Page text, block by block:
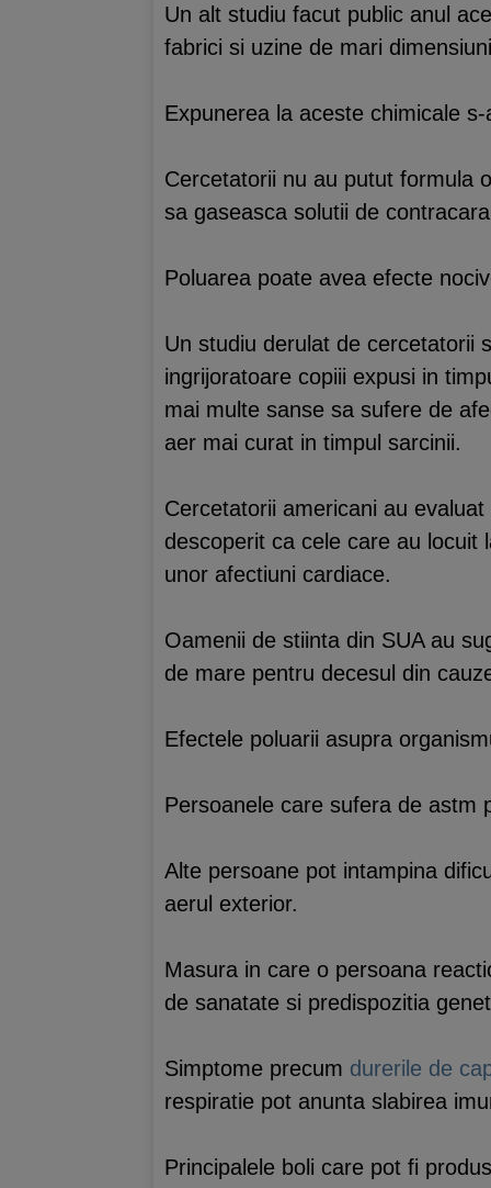
Un alt studiu facut public anul
fabrici si uzine de mari
Expunerea la aceste chimicale
Cercetatorii nu au putut formula
sa gaseasca solutii de
Poluarea poate avea efecte
Un studiu derulat de cercetatorii
ingrijoratoare copiii expusi in
mai multe sanse sa sufere de
aer mai curat in timpul sarcinii.
Cercetatorii americani au
descoperit ca cele care au locuit
unor afectiuni cardiace.
Oamenii de stiinta din SUA au
de mare pentru decesul din
Efectele poluarii asupra
Persoanele care sufera de astm
Alte persoane pot intampina
aerul exterior.
Masura in care o persoana
de sanatate si predispozitia
Simptome precum durerile de
respiratie pot anunta slabirea
Principalele boli care pot fi